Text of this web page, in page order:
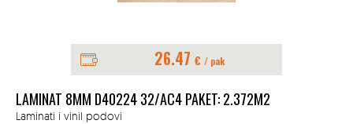
26.47 € / pak
LAMINAT 8MM D40224 32/AC4 PAKET: 2.372M2
Laminati i vinil podovi